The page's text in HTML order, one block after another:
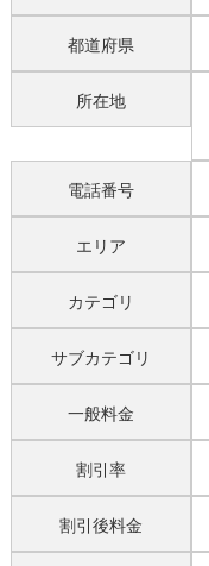
都道府県
所在地
電話番号
エリア
カテゴリ
サブカテゴリ
一般料金
割引率
割引後料金